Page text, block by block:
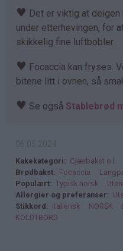
♥ Det er viktig at
under etterhevingen, for
skikkelig fine luftbobler.
♥ Focaccia kan fryses.
bitene litt i ovnen, så
♥ Se også Stablebrød
Kakekategori
Gjærbakst o.l.
Brødbakst
Focaccia
Populært
Typisk norsk
Allergier og preferanser
Stikkord
italiensk NORSK
KOLDTBORD